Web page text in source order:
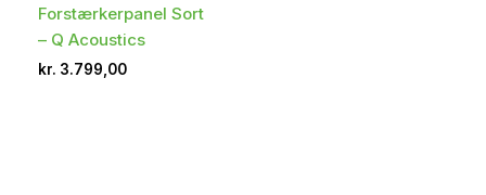
Forstærkerpanel Sort
– Q Acoustics
kr. 3.799,00